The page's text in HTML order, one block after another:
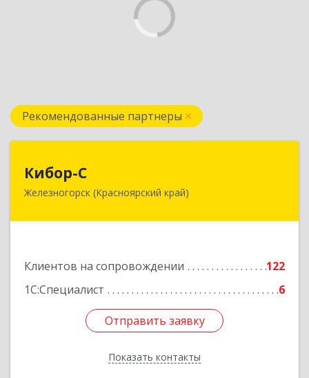
Рекомендованные партнеры
Кибор-С
Железногорск (Красноярский край)
Клиентов на сопровождении
122
1С:Специалист
6
Отправить заявку
Показать контакты
662973, Красноярский край, Железногорск г,
Отправить заявку
Назад